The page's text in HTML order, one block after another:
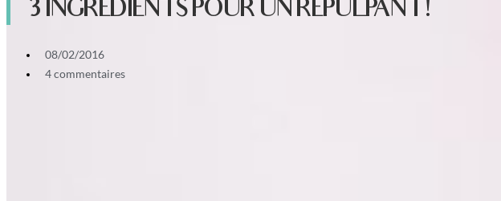
3 INGREDIENTS POUR UN REPULPANT !
08/02/2016
4 commentaires